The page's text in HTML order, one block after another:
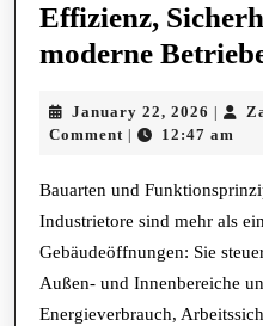
Effizienz,
moderne
January 22, 2026
22,
Comment
12:47 am
Bauarten und
Industrietore sind mehr als
Gebäudeöffnungen: Sie
Außen- und Innenbereiche
Energieverbrauch,